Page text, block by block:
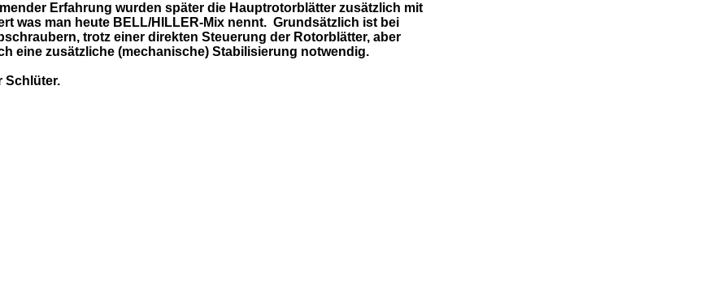
Erfahrung wurden später die Hauptrotorblätter zusätzlich mit
was man heute BELL/HILLER-Mix nennt. Grundsätzlich ist bei
trotz einer direkten Steuerung der Rotorblätter, aber
eine zusätzliche (mechanische) Stabilisierung notwendig.
Schlüter.